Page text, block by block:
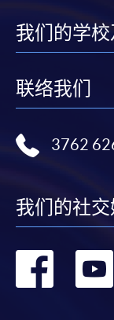
我们的学
联络我们
3762
我们的社
转